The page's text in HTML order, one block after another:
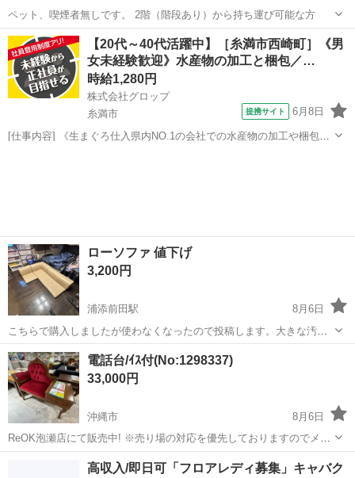
ペット、喫煙者無しです。 2階（階段あり）から持ち運び可能な方
沖縄 中頭郡 てだこ浦西駅 ソファ ソファー
【20代～40代活躍中】［糸満市西崎町］《男
女未経験歓迎》水産物の加工と梱包／…
時給1,280円
株式会社グロップ
糸満市
提携サイト 6月8日
[仕事内容] 《生まぐろ仕入県内NO.1の会社での水産物の加工や梱包》
ローソファ 値下げ
3,200円
浦添前田駅
8月6日
こちらで購入しましたが使わなくなったので投稿します。大きな汚れ
などは無いと思います。よろしくお願いします。
沖縄 宜野湾市 浦添前田駅
電話台/ｲｽ付(No:1298337)
33,000円
沖縄市
8月6日
ReOK泡瀬店にて販売中! ※売り場の対応を優先しておりますのでメー
ルでの問い合わせ対応は行っておりません。 ※商品に関するお問い合
わせ(在庫・サイズ等の確認)は店舗へ直接お電話ください。 ※店頭販
沖縄市 ソファ イス
高収入/即日可「フロアレディ募集」キャバク